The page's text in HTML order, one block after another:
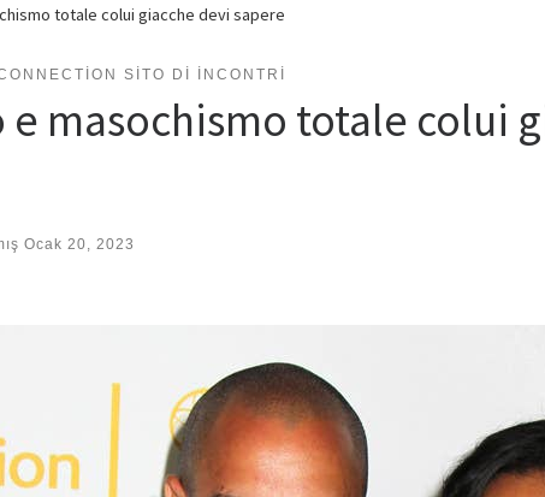
totale colui giacche devi sapere
SITO DI INCONTRI
e masochismo totale colui
Ocak 20, 2023